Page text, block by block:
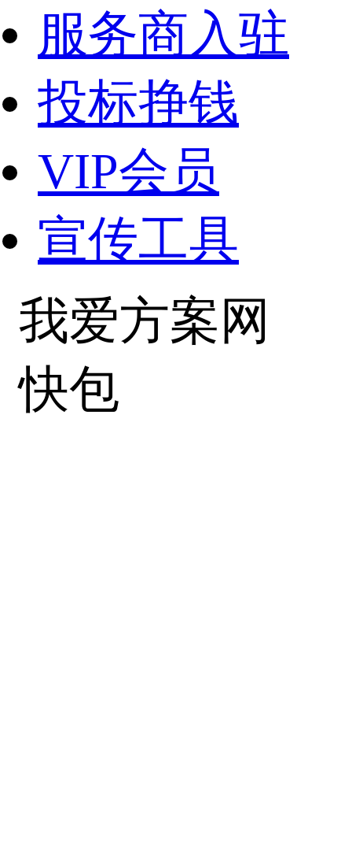
服务商入驻
投标挣钱
VIP会员
宣传工具
我爱方案网
快包